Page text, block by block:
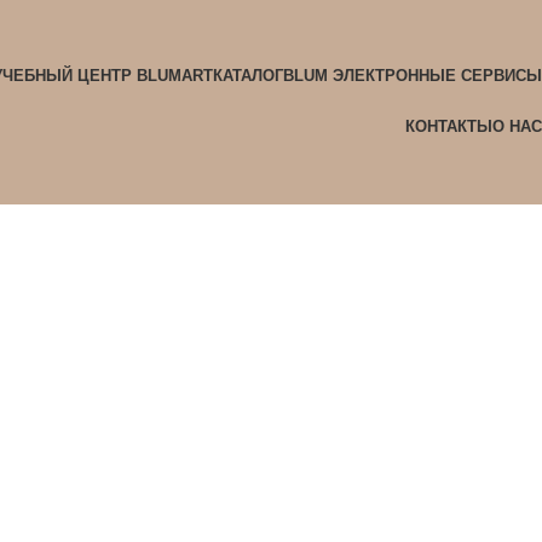
ЦЕНТР BLUMARTКАТАЛОГBLUM ЭЛЕКТРОННЫЕ СЕРВИСЫ
КОНТАКТЫ О НАС